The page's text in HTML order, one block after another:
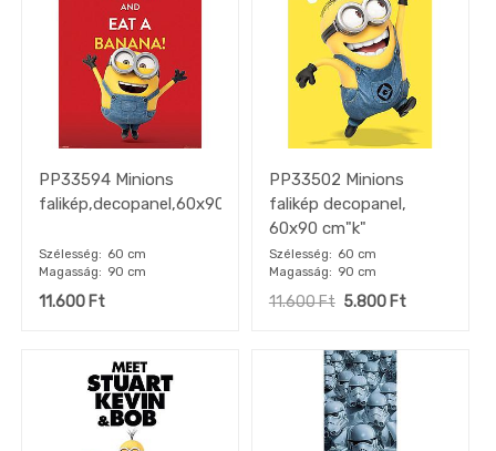
Gyerekszoba
képek
OUTLET
akciók
PP33594 Minions
falikép,decopanel,60x90cm
Szélesség
60 cm
Magasság
90 cm
11.600 Ft
PP33502 Minions
falikép decopanel,
60x90 cm"k"
Szélesség
60 cm
Magasság
90 cm
11.600Ft 5.800Ft